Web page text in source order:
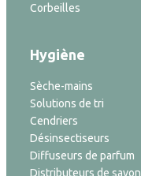
Corbeilles
Hygiène
Sèche-mains
Solutions de tri
Cendriers
Désinsectiseurs
Diffuseurs de parfum
Distributeurs de savon